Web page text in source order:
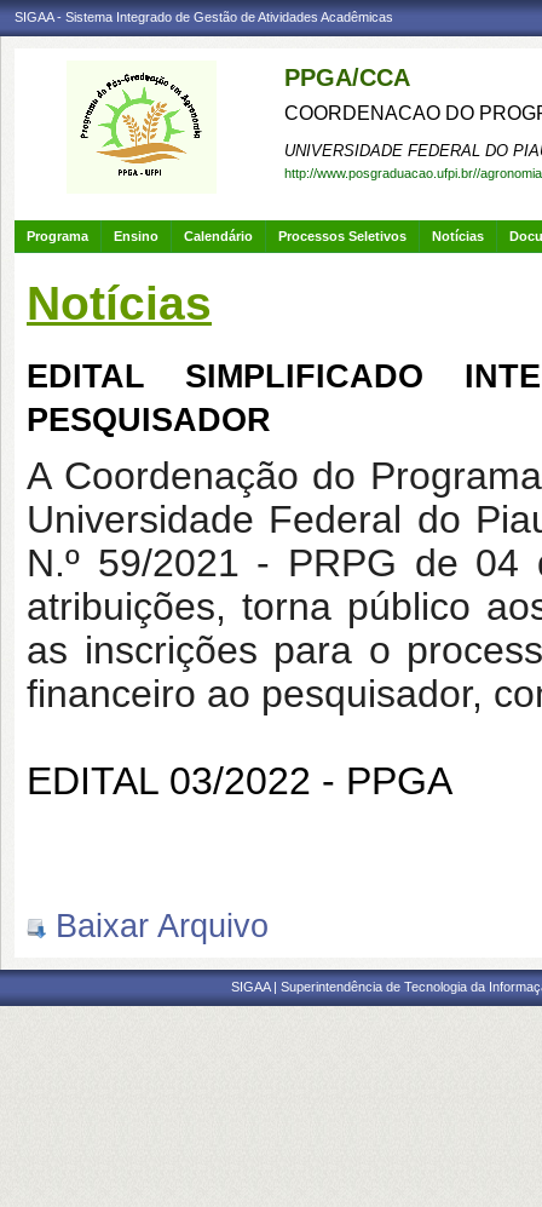
SIGAA - Sistema Integrado de Gestão de Atividades Acadêmicas
PPGA/CCA
COORDENACAO DO
UNIVERSIDADE FEDERAL DO
http://www.posgraduacao.ufpi.br//agronomia
Programa Ensino Calendário Processos Seletivos Notícias
Notícias
EDITAL SIMPLIFICADO
PESQUISADOR
A Coordenação do
Universidade Federal do
N.º 59/2021 - PRPG de
atribuições, torna público
as inscrições para o
financeiro ao pesquisador,
EDITAL 03/2022 - PPGA
Baixar Arquivo
SIGAA | Superintendência de Tecnologia da